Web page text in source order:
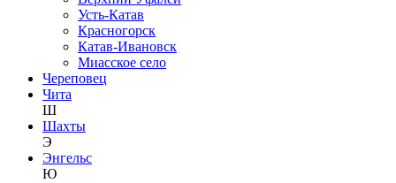
Усть-Катав
Красногорск
Катав-Ивановск
Миасское село
Череповец
Чита
Ш
Шахты
Э
Энгельс
Ю